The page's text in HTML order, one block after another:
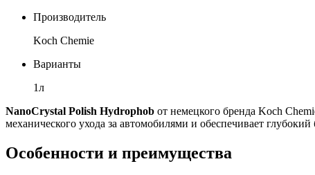
Производитель
Koch Chemie
Варианты
1л
NanoCrystal Polish Hydrophob от немецкого бренда Koch
механического ухода за автомобилями и обеспечивает
Особенности и преимущества